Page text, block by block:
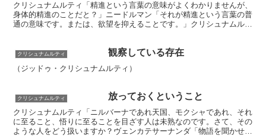
クリシュナムルティ「精進という言葉の意味がよくわかりませんが、
身体的精進のことだと？」ニードルマン「それが精進という言葉の普
通の意味です。または、欲望を抑えることです。」クリシュナムルテ
クリシュナムルティ 観察している存在
（ジッドゥ・クリシュナムルティ）
クリシュナムルティ 放っておくということ
クリシュナムルティ「ニルバーナであれ天国、モクシャであれ、それ
に至ること、悟りに至ることを目ざす人は未熟なのです。さて、その
ような人をどう扱いますか？ヴェンカテサーナンダ「物語を聞かせま